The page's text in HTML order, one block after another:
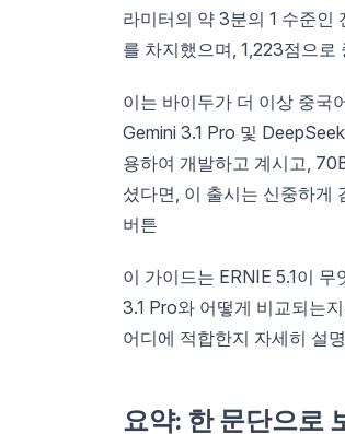
라미터의 약 3분의 1 수준
를 차지했으며, 1,223점으로
이는 바이두가 더 이상 중국
Gemini 3.1 Pro 및
용하여 개발하고 계시고,
셨다면, 이 출시는 신중하게
버튼
이 가이드는 ERNIE 5.1이
3.1 Pro와 어떻게 비교되는
어디에 적합한지 자세히 설
요약: 한 문단으로